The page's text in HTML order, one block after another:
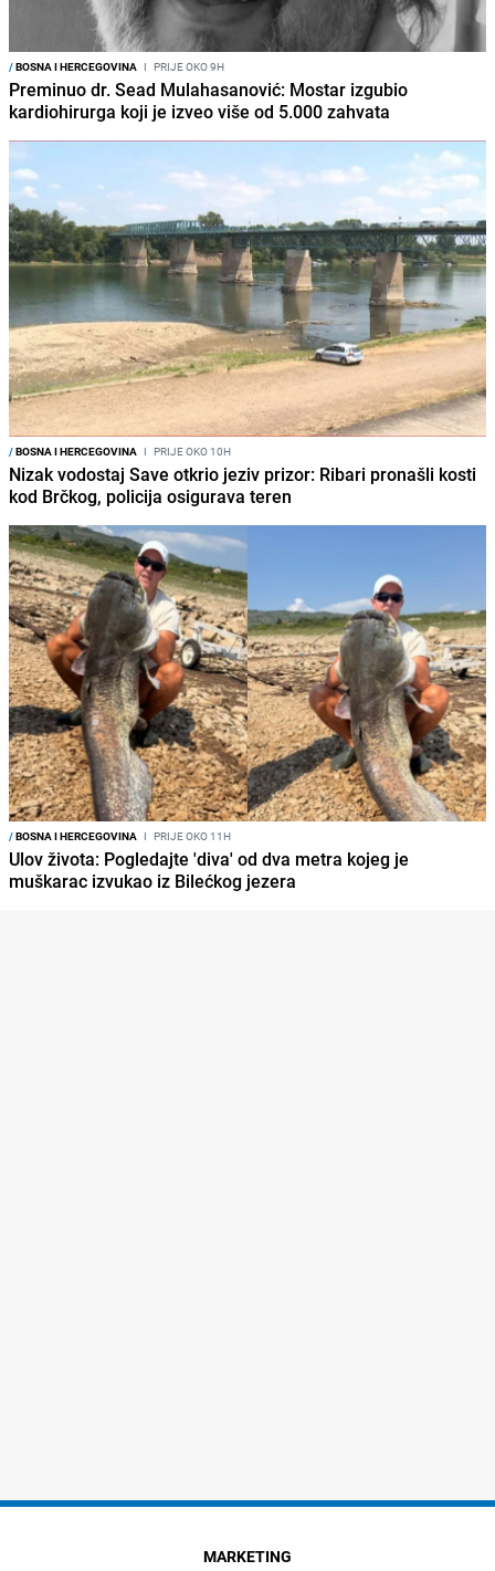
/BOSNA I HERCEGOVINA I PRIJE OKO 9H
Preminuo dr. Sead Mulahasanović: Mostar izgubio
kardiohirurga koji je izveo više od 5.000 zahvata
/BOSNA I HERCEGOVINA I PRIJE OKO 10H
Nizak vodostaj Save otkrio jeziv prizor: Ribari pronašli kosti
kod Brčkog, policija osigurava teren
/BOSNA I HERCEGOVINA I PRIJE OKO 11H
Ulov života: Pogledajte 'diva' od dva metra kojeg je
muškarac izvukao iz Bilećkog jezera
MARKETING